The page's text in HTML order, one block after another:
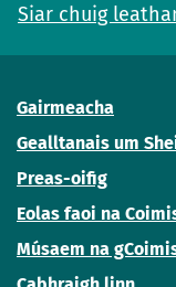
Siar chuig
Gairmeacha
Gealltanais um
Preas-oifig
Eolas faoi na
Músaem na